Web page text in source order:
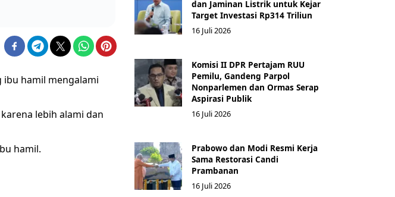
ibu hamil mengalami
lebih alami dan
hamil.
dan Jaminan Listrik untuk Kejar
Target Investasi Rp314 Triliun
16 Juli 2026
Komisi II DPR Pertajam RUU
Pemilu, Gandeng Parpol
Nonparlemen dan Ormas Serap
Aspirasi Publik
16 Juli 2026
Prabowo dan Modi Resmi Kerja
Sama Restorasi Candi
Prambanan
16 Juli 2026